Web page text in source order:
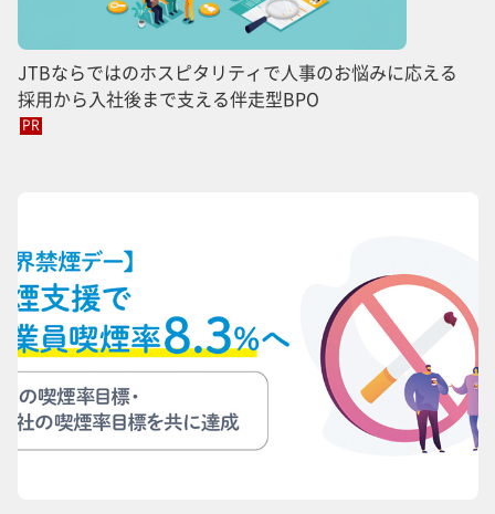
JTBならではのホスピタリティで人事のお悩みに応える
採用から入社後まで支える伴走型BPO
PR